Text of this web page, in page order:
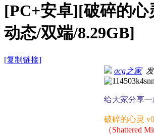
[PC+安卓][破碎的心
动态/双端/8.29GB]
[复制链接]
acg之家发
给大家分享一
破碎的心灵
（Shattered